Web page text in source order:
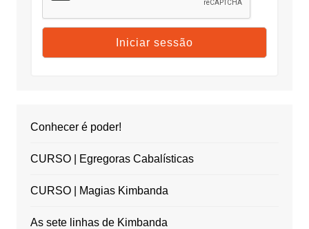
Conhecer é poder!
CURSO | Egregoras Cabalísticas
CURSO | Magias Kimbanda
As sete linhas de Kimbanda